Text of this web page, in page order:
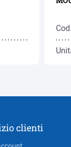
clienti